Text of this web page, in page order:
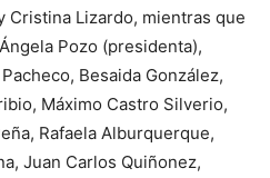
Cristina Lizardo, mientras que
Pozo (presidenta),
Besaida González,
Máximo Castro Silverio,
Rafaela Alburquerque,
Juan Carlos Quiñonez,